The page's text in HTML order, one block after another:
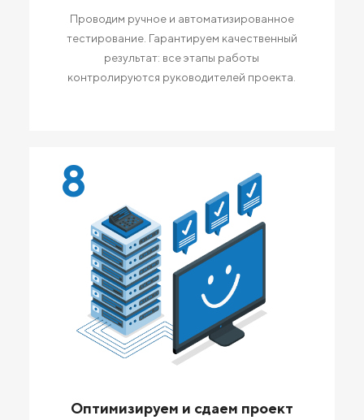
Проводим ручное и автоматизированное
тестирование. Гарантируем качественный
результат: все этапы работы
контролируются руководителей проекта.
8
Оптимизируем и сдаем проект